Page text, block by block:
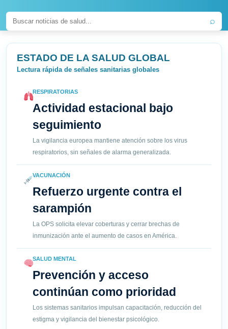
⌕
ESTADO DE LA SALUD GLOBAL
Lectura rápida de señales sanitarias globales
RESPIRATORIAS
Actividad estacional bajo
seguimiento
La vigilancia europea mantiene atención sobre los virus
respiratorios, sin señales de alarma generalizada.
VACUNACIÓN
Refuerzo urgente contra el
sarampión
La OPS solicita elevar coberturas y cerrar brechas de
inmunización ante el aumento de casos en América.
SALUD MENTAL
Prevención y acceso
continúan como prioridad
Los sistemas sanitarios impulsan capacitación, reducción del
estigma y vigilancia del bienestar psicológico.